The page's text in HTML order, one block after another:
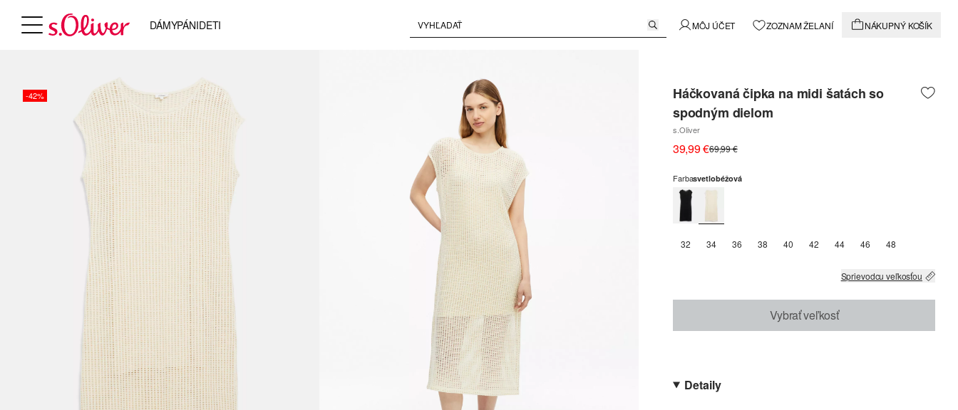
DÁMYPÁNIDETI MÔJ ÚČET ZOZNAM ŽELANÍ NÁKUPNÝ KOŠÍK
-42%
Háčkovaná čipka na midi šatách so
spodným dielom
s.Oliver
39,99 €69,99 €
Farbasvetlobéžová
32 34 36 38 40 42 44 46 48
Sprievodcu veľkosťou
Vybrať veľkosť
Detaily